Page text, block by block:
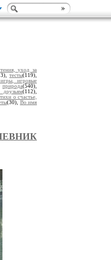
уход за
тесты(119),
игры, игровые
природа(540),
друзьям(112),
о счастье,
(30), Во имя